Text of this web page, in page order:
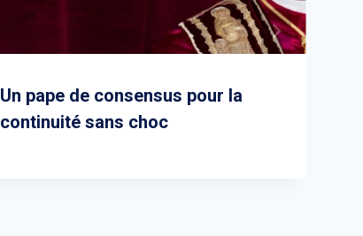
Un pape de consensus pour la
continuité sans choc